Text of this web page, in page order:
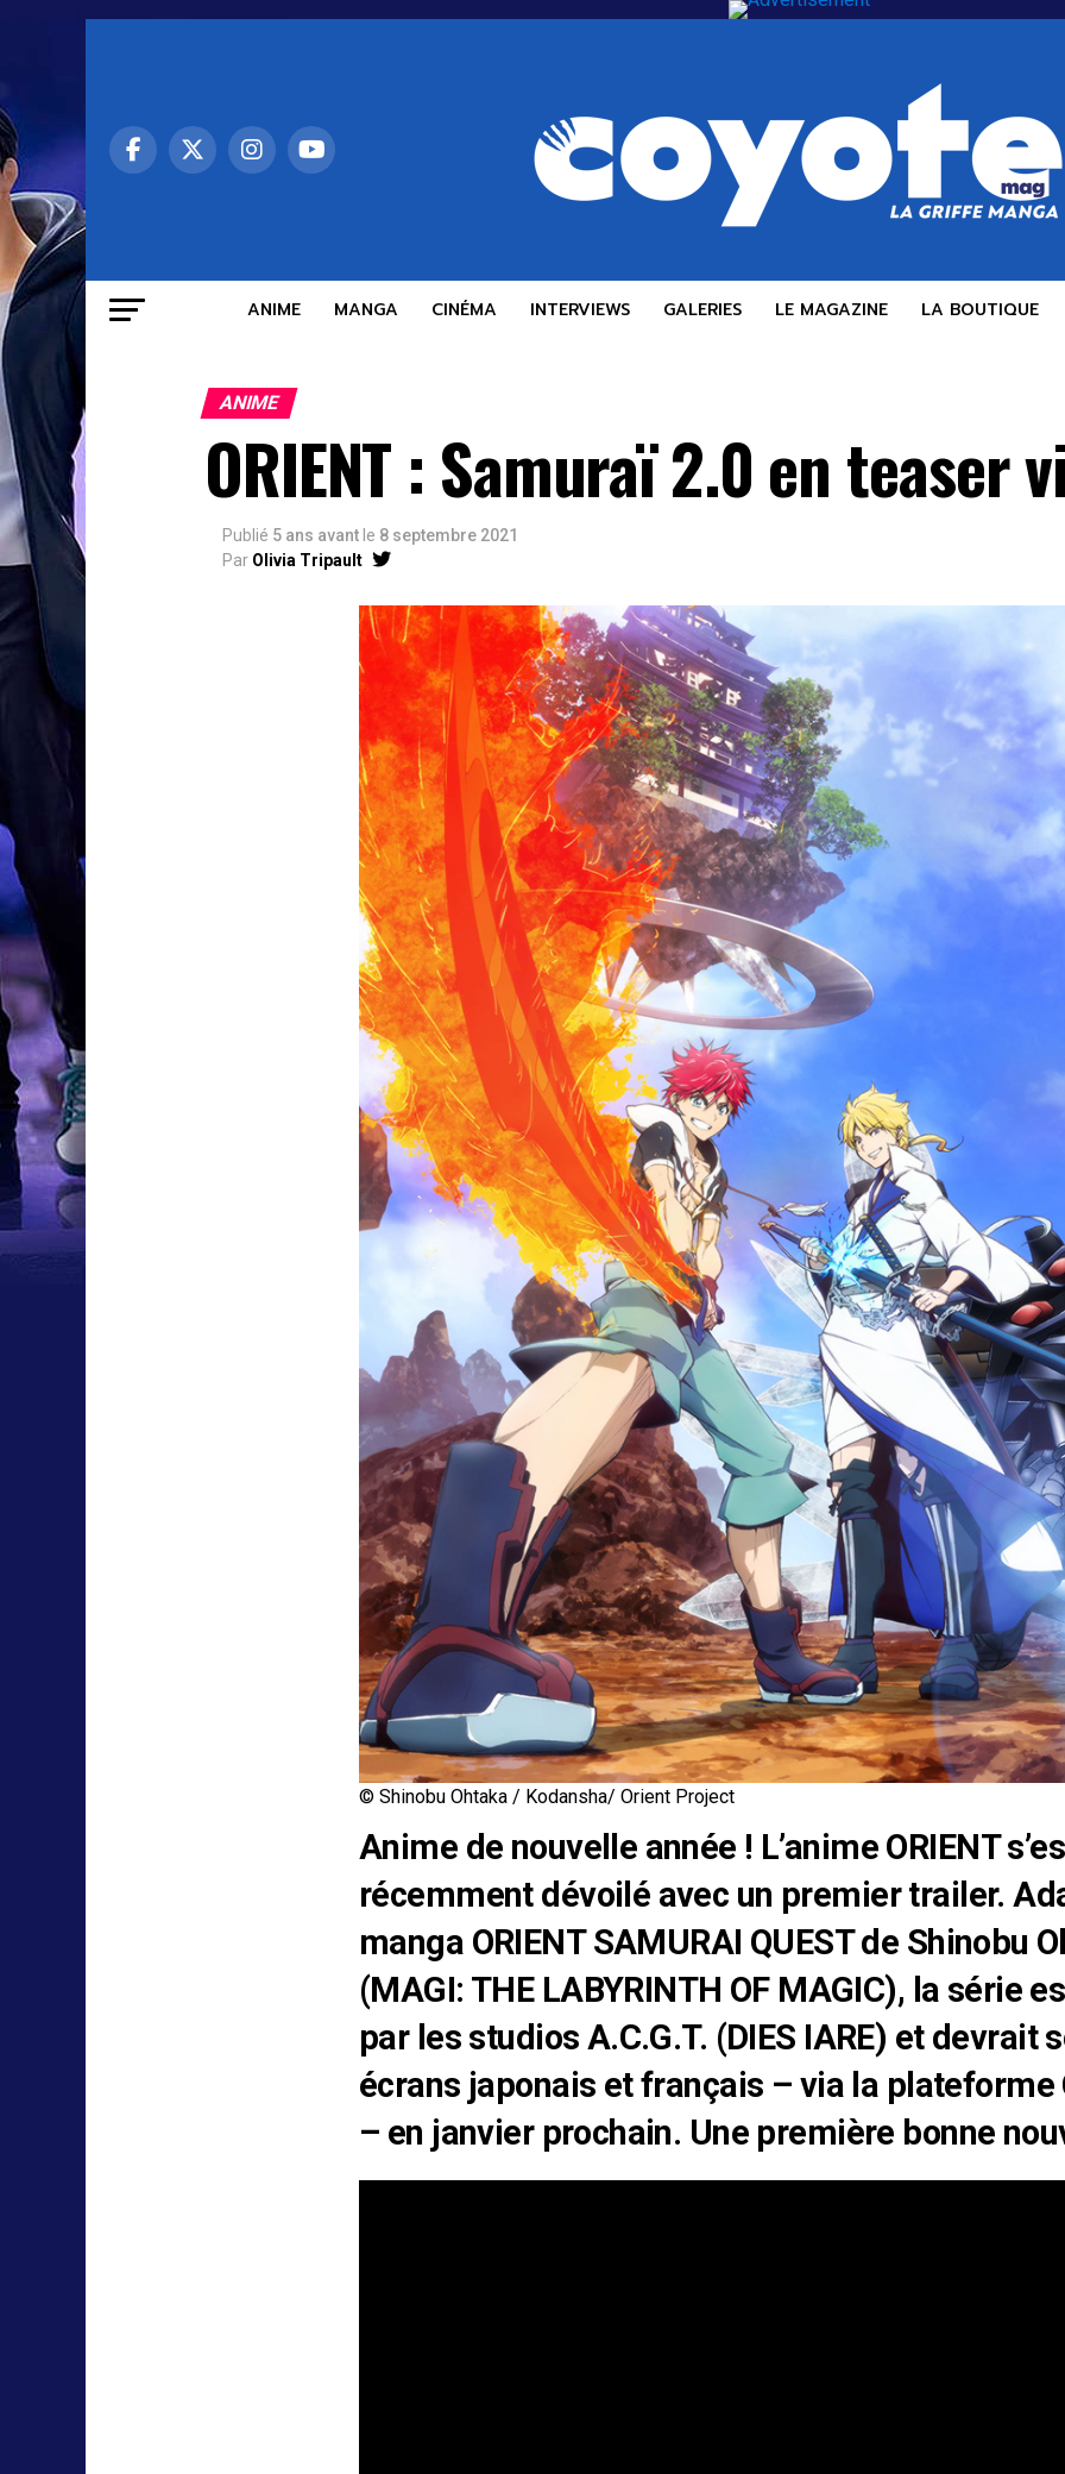
ANIME MANGA CINÉMA INTERVIEWS GALERIES LE MAGAZINE LA BOUTIQUE
ANIME
ORIENT : Samuraï 2.0 en teaser
Publié 5 ans avant le 8 septembre 2021
Par Olivia Tripault
© Shinobu Ohtaka / Kodansha/ Orient Project
Anime de nouvelle année ! L’anime ORIENT
récemment dévoilé avec un premier trailer.
manga ORIENT SAMURAI QUEST de Shinobu
(MAGI: THE LABYRINTH OF MAGIC), la série
par les studios A.C.G.T. (DIES IARE) et devrait
écrans japonais et français – via la plateforme
– en janvier prochain. Une première bonne